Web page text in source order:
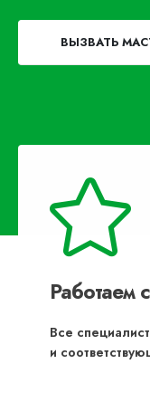
ВЫЗВАТЬ
Работаем
Все
и